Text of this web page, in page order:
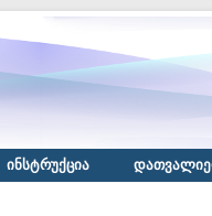
ინსტრუქცია